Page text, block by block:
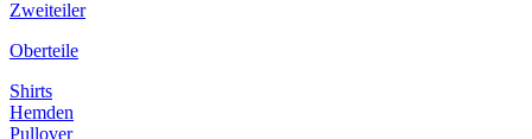
Zweiteiler
Oberteile
Shirts
Hemden
Pullover